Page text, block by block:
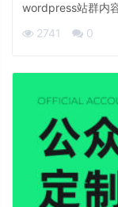
wordpress站群内
2741
0